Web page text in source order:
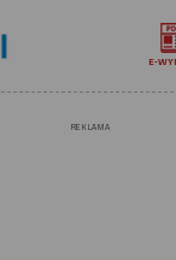
REKLAMA